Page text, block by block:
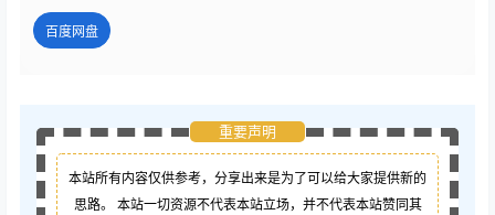
百度网盘
重要声明
本站所有内容仅供参考，分享出来是为了可以给大家提供新的
思路。 本站一切资源不代表本站立场，并不代表本站赞同其